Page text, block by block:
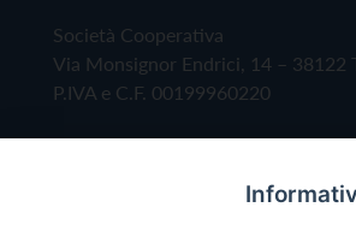
Società Cooperativa
Via Monsignor Endrici, 14 – 38122
P.IVA e C.F. 00199960220